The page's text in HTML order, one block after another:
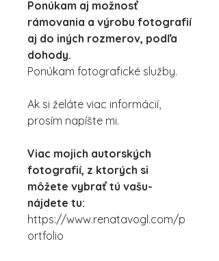
Ponúkam aj možnosť
rámovania a výrobu fotografií
aj do iných rozmerov, podľa
dohody.
Ponúkam fotografické služby.
Ak si želáte viac informácií,
prosím napíšte mi.
Viac mojich autorských
fotografií, z ktorých si
môžete vybrať tú vašu-
nájdete tu:
https://www.renatavogl.com/p
ortfolio